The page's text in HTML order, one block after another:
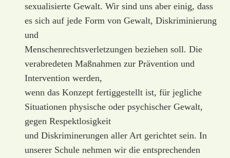
sexualisierte Gewalt. Wir sind uns aber einig, dass
es sich auf jede Form von Gewalt, Diskriminierung
und
Menschenrechtsverletzungen beziehen soll. Die
verabredeten Maßnahmen zur Prävention und
Intervention werden,
wenn das Konzept fertiggestellt ist, für jegliche
Situationen physische oder psychischer Gewalt,
gegen Respektlosigkeit
und Diskriminerungen aller Art gerichtet sein. In
unserer Schule nehmen wir die entsprechenden